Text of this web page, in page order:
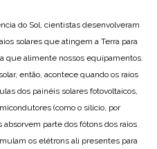
do Sol, cientistas desenvolveram
solares que atingem a Terra para
que alimente nossos equipamentos.
então, acontece quando os raios
dos painéis solares fotovoltaicos,
(como o silício, por
absorvem parte dos fótons dos raios
os elétrons ali presentes para